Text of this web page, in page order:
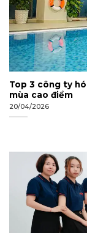
Top 3 công ty
mùa cao điểm
20/04/2026